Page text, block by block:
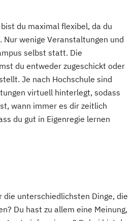
& Athletic Management
komplementäre
und
Psychologie
und
du maximal flexibel, da du
wenige Veranstaltungen und
selbst statt. Die
du entweder zugeschickt oder
Je nach Hochschule sind
virtuell hinterlegt, sodass
wann immer es dir zeitlich
du gut in Eigenregie lernen
unterschiedlichsten Dinge, die
Du hast zu allem eine Meinung,